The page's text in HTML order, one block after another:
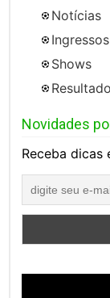
Notícias
Ingressos
Shows
Novidades
Receba dicas